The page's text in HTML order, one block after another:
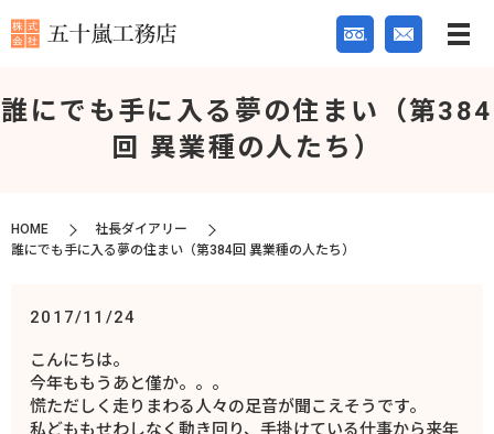
誰にでも手に入る夢の住まい（第384
回 異業種の人たち）
HOME
社長ダイアリー
誰にでも手に入る夢の住まい（第384回 異業種の人たち）
2017/11/24
こんにちは。
今年ももうあと僅か。。。
慌ただしく走りまわる人々の足音が聞こえそうです。
私どももせわしなく動き回り、手掛けている仕事から来年